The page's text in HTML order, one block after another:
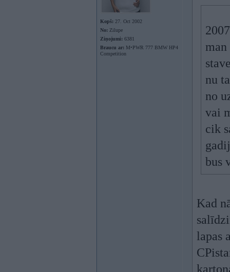
Kopš: 27. Oct 2002
No: Zilupe
Ziņojumi: 6381
Braucu ar: M•PWR 777 BMW HP4
Competition
nu
no
vai
cik
bus
Kad
lapas